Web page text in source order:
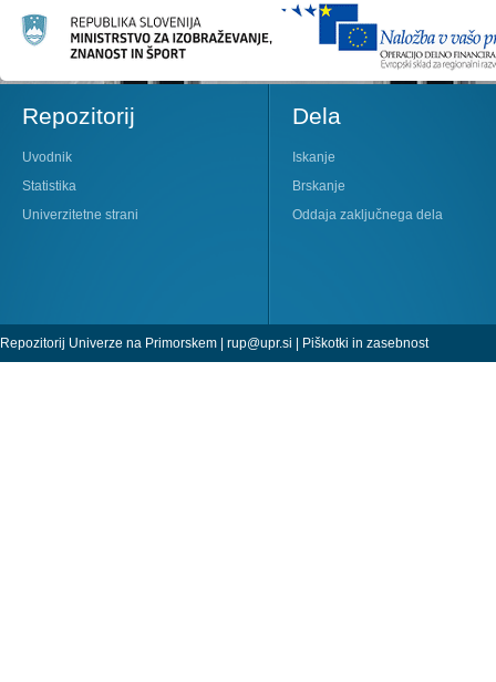
Repozitorij
Uvodnik
Statistika
Univerzitetne strani
Dela
Iskanje
Brskanje
Oddaja zaključnega dela
Repozitorij Univerze na Primorskem | rup@upr.si | Piškotki in zasebnost